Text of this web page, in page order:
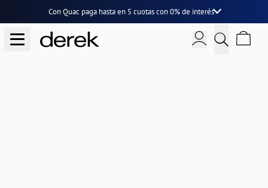
Con Quac paga hasta en 5 cuotascon0% de interés